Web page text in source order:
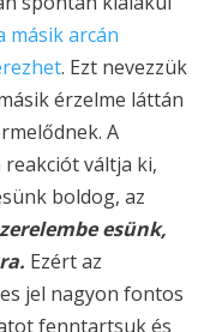
másik arcán
. Ezt nevezzük
érzelme láttán
A
reakciót váltja ki,
boldog, az
esünk,
Ezért az
jel nagyon fontos
fenntartsuk és